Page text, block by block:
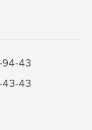
43
43